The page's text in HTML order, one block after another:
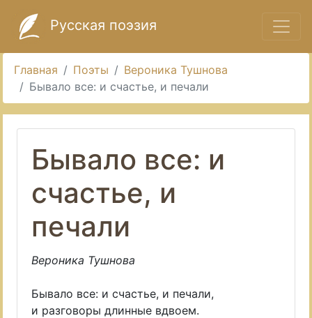
Русская поэзия
Главная Поэты
Вероника Тушнова
Бывало все: и счастье, и печали
Бывало все: и
счастье, и
печали
Вероника Тушнова
Бывало все: и счастье, и печали,
и разговоры длинные вдвоем.